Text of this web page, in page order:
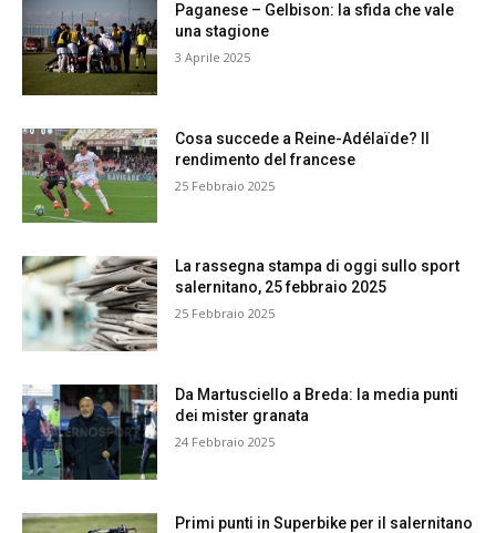
Paganese – Gelbison: la sfida che vale
una stagione
3 Aprile 2025
Cosa succede a Reine-Adélaïde? Il
rendimento del francese
25 Febbraio 2025
La rassegna stampa di oggi sullo sport
salernitano, 25 febbraio 2025
25 Febbraio 2025
Da Martusciello a Breda: la media punti
dei mister granata
24 Febbraio 2025
Primi punti in Superbike per il salernitano